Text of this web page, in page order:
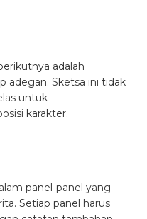
adalah
adegan. Sketsa ini tidak
untuk
karakter.
panel-panel yang
Setiap panel harus